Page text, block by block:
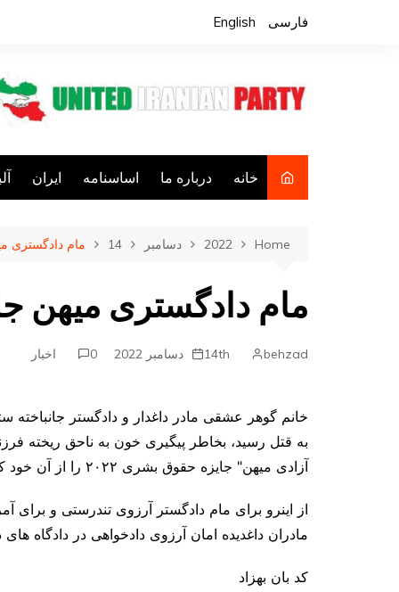
فارسی English
خانه درباره ما اساسنامه ایران
Home
2022 دسامبر 14 مام دادگستری
مام دادگستری میهن
behzad 14th دسامبر 2022 0 اخبار
خانم گوهر عشقی مادر داغدار و دادگستر جانباخته
به قتل رسید، بخاطر پیگیری خون به ناحق ریخته
آزادی میهن" جایزه حقوق بشری ۲۰۲۲ را از آن خود کرد.
از اینرو برای مام دادگستر آرزوی تندرستی و
مادران داغدیده امان آرزوی دادخواهی در دادگاه
کد بان بهزاد